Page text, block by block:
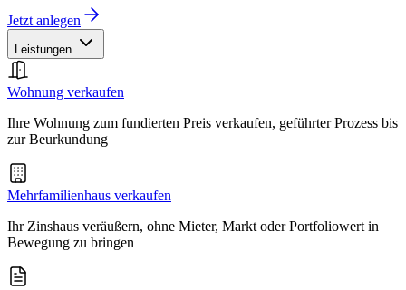
Jetzt anlegen
Leistungen
Wohnung verkaufen
Ihre Wohnung zum fundierten Preis verkaufen, geführter Prozess bis
zur Beurkundung
Mehrfamilienhaus verkaufen
Ihr Zinshaus veräußern, ohne Mieter, Markt oder Portfoliowert in
Bewegung zu bringen